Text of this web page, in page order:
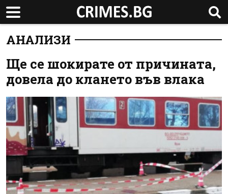
АНАЛИЗИ
Ще се шокирате от причината,
довела до клането във влака